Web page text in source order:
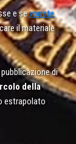
e sevorrete
il materiale
di
della
estrapolato